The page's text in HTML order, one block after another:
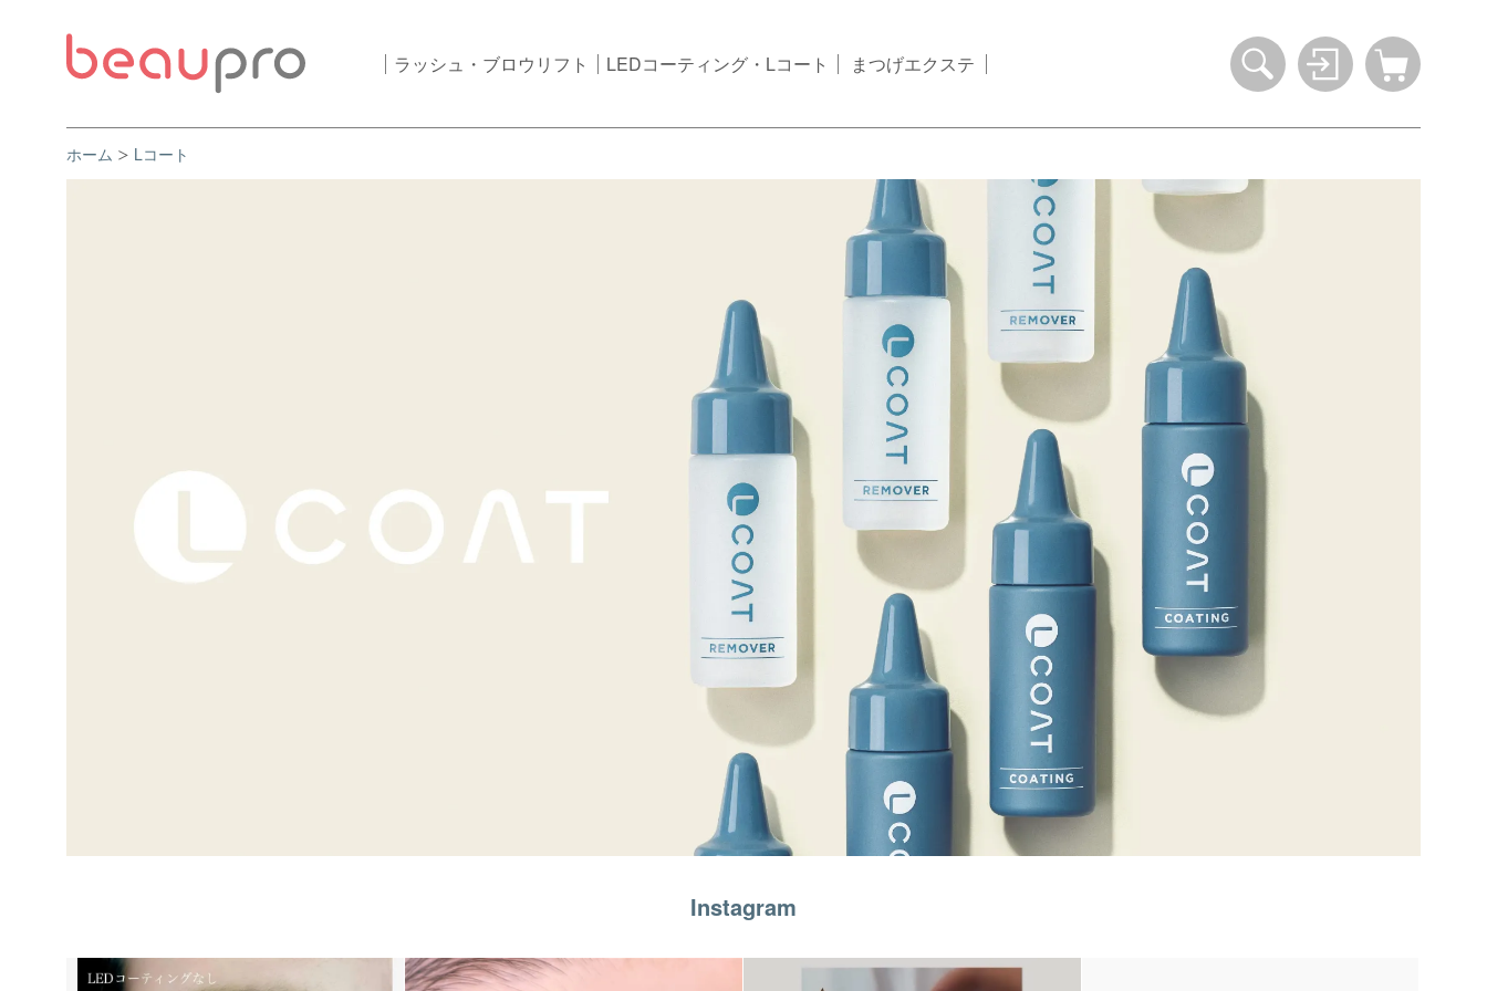
ラッシュ・ブロウリフト LEDコーティング・Lコート まつげエクステ
ホーム Lコート
Instagram